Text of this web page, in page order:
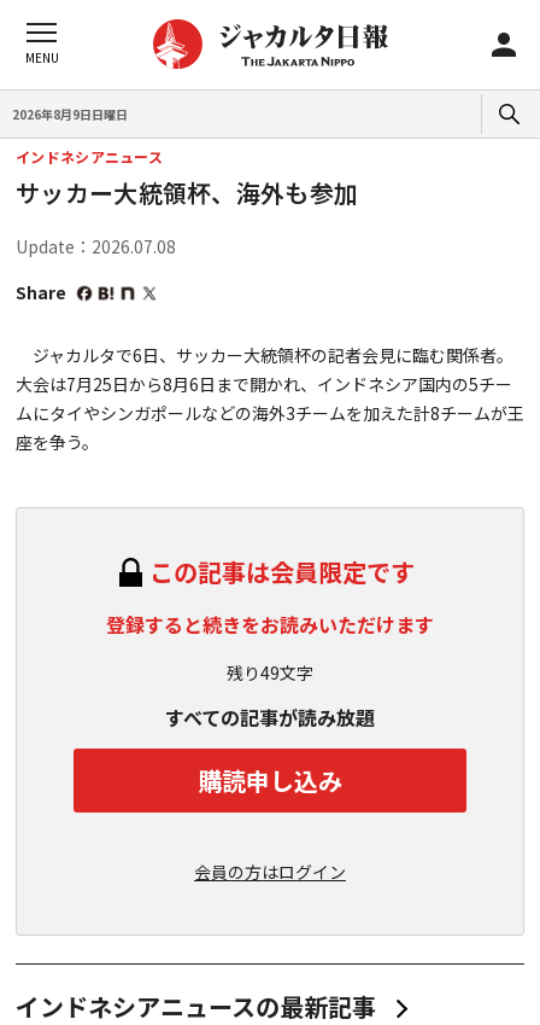
2026年8月9日日曜日
インドネシアニュース
サッカー大統領杯、海外も参加
Update：2026.07.08
Share
ジャカルタで6日、サッカー大統領杯の記者会見に臨む関係者。
大会は7月25日から8月6日まで開かれ、インドネシア国内の5チー
ムにタイやシンガポールなどの海外3チームを加えた計8チームが王
座を争う。
この記事は会員限定です
登録すると続きをお読みいただけます
残り49文字
すべての記事が読み放題
購読申し込み
会員の方はログイン
インドネシアニュースの最新記事